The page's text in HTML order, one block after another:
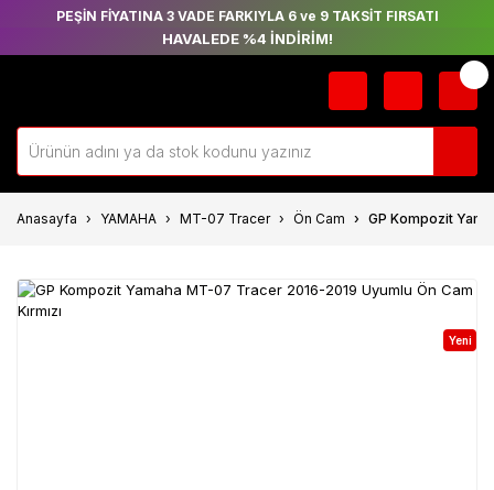
PEŞİN FİYATINA 3 VADE FARKIYLA 6 ve 9 TAKSİT FIRSATI
HAVALEDE %4 İNDİRİM!
Anasayfa YAMAHA MT-07 Tracer Ön Cam GP Kompozit
Yeni